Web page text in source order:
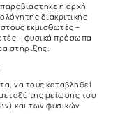
η αρχή
διακριτικής
εκμισθωτές –
– φυσικά πρόσωπα
στήριξης.
να τους καταβληθεί
της μείωσης του
και των φυσικών